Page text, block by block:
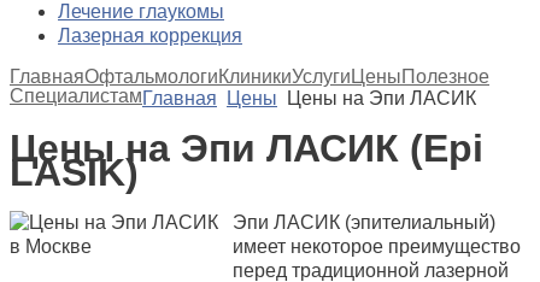
Лечение глаукомы
Лазерная коррекция
ГлавнаяОфтальмологиКлиникиУслуги ЦеныПолезное
СпециалистамГлавная Цены Цены на Эпи ЛАСИК
Цены на Эпи ЛАСИК (Epi
LASIK)
Эпи ЛАСИК (эпителиальный)
имеет некоторое преимущество
перед традиционной лазерной